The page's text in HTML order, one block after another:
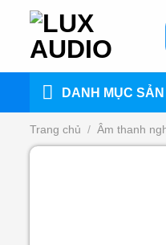
dung
DANH MỤC
Trang chủ / Âm thanh